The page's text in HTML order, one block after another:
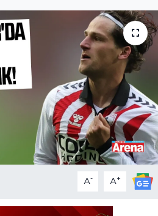
A- A+